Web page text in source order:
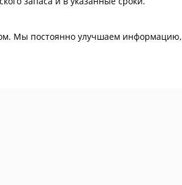
Мы постоянно улучшаем информацию,